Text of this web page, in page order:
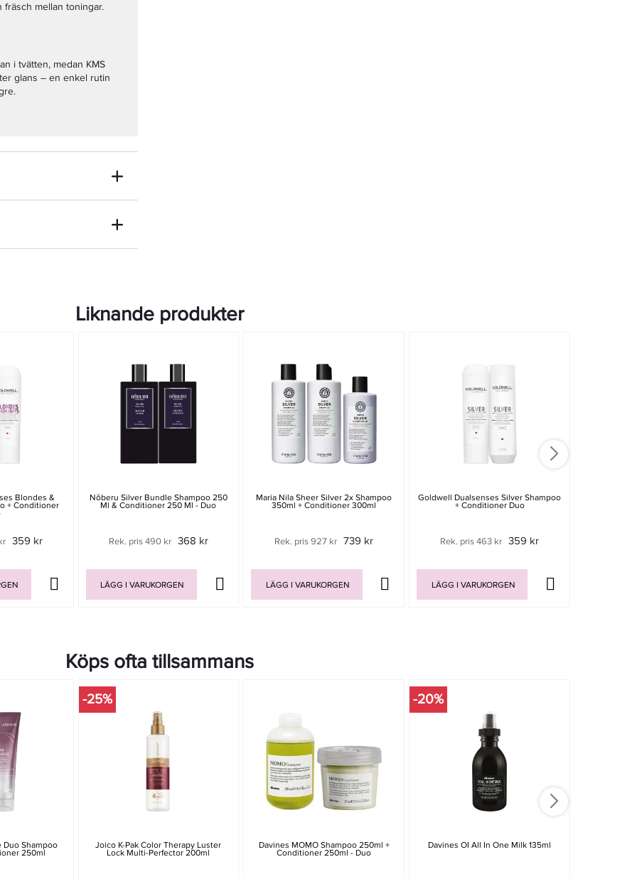
fräsch mellan toningar.
i tvätten, medan KMS
glans – en enkel rutin
Liknande produkter
Blondes &
+ Conditioner
359 kr
Nõberu Silver Bundle Shampoo 250
Ml & Conditioner 250 Ml - Duo
Rek. pris 490 kr 368 kr
LÄGG I VARUKORGEN
Maria Nila Sheer Silver 2x Shampoo
350ml + Conditioner 300ml
Rek. pris 927 kr 739 kr
LÄGG I VARUKORGEN
Goldwell Dualsenses Silver Shampoo
+ Conditioner Duo
Rek. pris 463 kr 359 kr
LÄGG I VARUKORGEN
Köps ofta tillsammans
Duo Shampoo
250ml
-25%
Joico K-Pak Color Therapy Luster
Lock Multi-Perfector 200ml
Davines MOMO Shampoo 250ml +
Conditioner 250ml - Duo
-20%
Davines OI All In One Milk 135ml